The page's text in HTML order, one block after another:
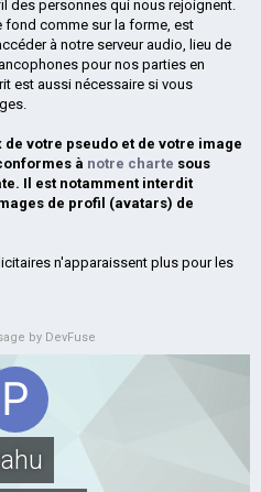
des personnes qui nous rejoignent.
fond comme sur la forme, est
à notre serveur audio, lieu de
pour nos parties en
est aussi nécessaire si vous
de votre pseudo et de votre image
à notre charte sous
Il est notamment interdit
de profil (avatars) de
n'apparaissent plus pour les
by DevFuse